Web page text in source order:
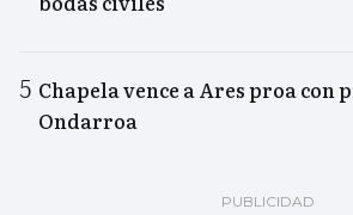
Chapela vence a Ares proa con
Ondarroa